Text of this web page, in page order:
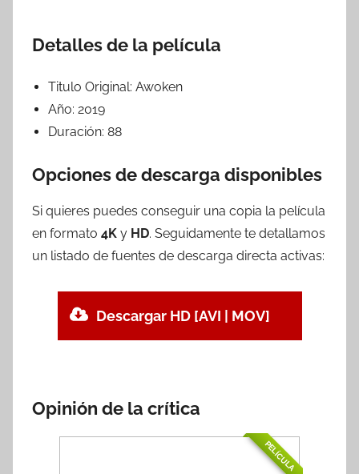
Detalles de la película
Titulo Original: Awoken
Año: 2019
Duración: 88
Opciones de descarga disponibles
Si quieres puedes conseguir una copia la película
en formato 4K y HD. Seguidamente te detallamos
un listado de fuentes de descarga directa activas:
Descargar HD [AVI | MOV]
Opinión de la crítica
PELÍCULA